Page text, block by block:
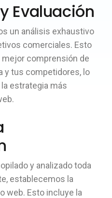
Evaluación
un análisis exhaustivo
comerciales. Esto
comprensión de
y tus competidores, lo
estrategia más
y analizado toda
establecemos la
web. Esto incluye la